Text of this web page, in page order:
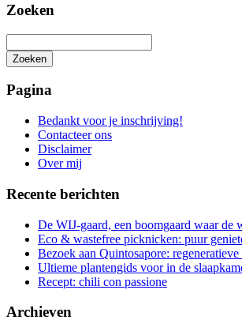
Zoeken
Zoeken
zoeken
Pagina
Bedankt voor je inschrijving!
Contacteer ons
Disclaimer
Over mij
Recente berichten
De WIJ-gaard, een boomgaard waar de
Eco & wastefree picknicken: puur
Bezoek aan Quintosapore:
Ultieme plantengids voor in de
Recept: chili con passione
Archieven